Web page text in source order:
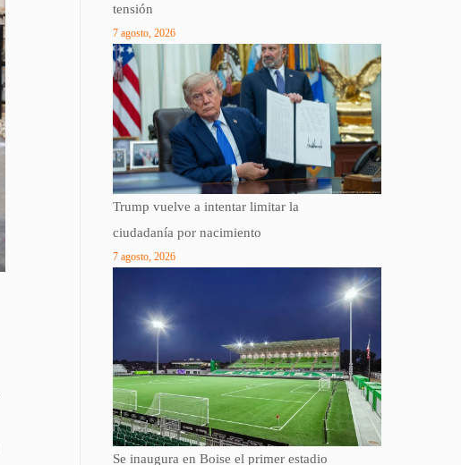
tensión
7 agosto, 2026
Trump vuelve a intentar limitar la
ciudadanía por nacimiento
7 agosto, 2026
Se inaugura en Boise el primer estadio